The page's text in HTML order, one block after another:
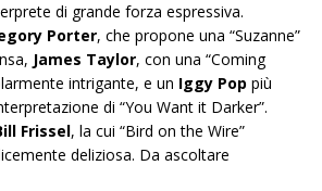
di grande forza espressiva.
Porter, che propone una “Suzanne”
James Taylor, con una “Coming
intrigante, e un Iggy Pop più
di “You Want it Darker”.
Frissel, la cui “Bird on the Wire”
deliziosa. Da ascoltare